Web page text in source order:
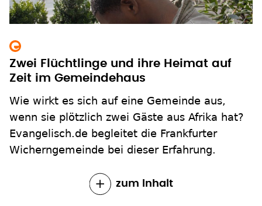
Zwei Flüchtlinge und ihre Heimat auf
Zeit im Gemeindehaus
Wie wirkt es sich auf eine Gemeinde aus,
wenn sie plötzlich zwei Gäste aus Afrika hat?
Evangelisch.de begleitet die Frankfurter
Wicherngemeinde bei dieser Erfahrung.
zum Inhalt